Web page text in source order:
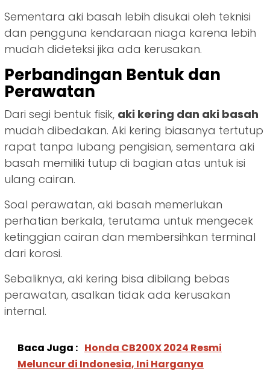
Sementara aki basah lebih disukai oleh teknisi
dan pengguna kendaraan niaga karena lebih
mudah dideteksi jika ada kerusakan.
Perbandingan Bentuk dan
Perawatan
Dari segi bentuk fisik, aki kering dan aki basah
mudah dibedakan. Aki kering biasanya tertutup
rapat tanpa lubang pengisian, sementara aki
basah memiliki tutup di bagian atas untuk isi
ulang cairan.
Soal perawatan, aki basah memerlukan
perhatian berkala, terutama untuk mengecek
ketinggian cairan dan membersihkan terminal
dari korosi.
Sebaliknya, aki kering bisa dibilang bebas
perawatan, asalkan tidak ada kerusakan
internal.
Baca Juga : Honda CB200X 2024 Resmi
Meluncur di Indonesia, Ini Harganya